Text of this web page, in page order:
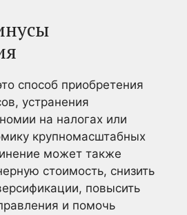
способ приобретения
устранения
на налогах или
крупномасштабных
может также
стоимость, снизить
повысить
и помочь